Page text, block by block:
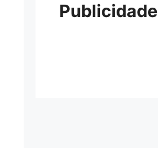
Publicidade